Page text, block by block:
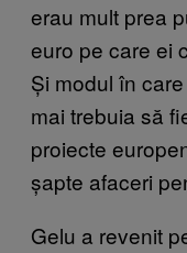
erau mult prea
euro pe care ei
Și modul în
mai trebuia să
proiecte
șapte afaceri
Gelu a revenit